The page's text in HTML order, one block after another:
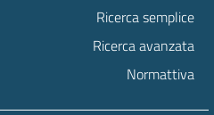
Ricerca semplice
Ricerca avanzata
Normattiva